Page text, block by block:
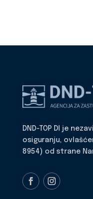
DND-TOP DI je
osiguranju,
8954) od strane